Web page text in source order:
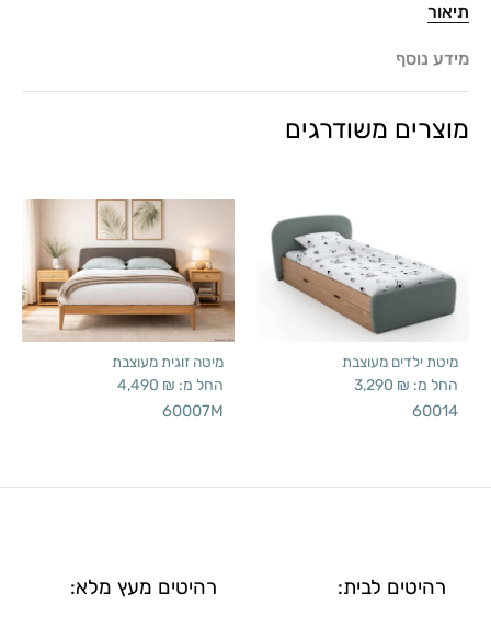
תיאור
מידע נוסף
מוצרים משודרגים
מיטת ילדים מעוצבת
החל מ: 3,290 ₪
60014
מיטה זוגית מעוצבת
החל מ: 4,490 ₪
60007M
רהיטים לבית: רהיטים מעץ מלא: